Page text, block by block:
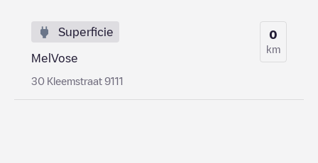
Superficie
MelVose
30 Kleemstraat 9111
0
km